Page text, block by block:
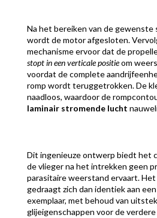
Na het bereiken van de
wordt de motor afgesloten.
mechanisme ervoor dat de
stopt in een verticale positieom
voordat de complete
romp wordt teruggetrokken. De
naadloos, waardoor de
laminair stromende lucht
Dit ingenieuze ontwerp biedt het
de vlieger na het intrekken geen
parasitaire weerstand ervaart.
gedraagt zich dan identiek aan
exemplaar, met behoud van
glijeigenschappen voor de